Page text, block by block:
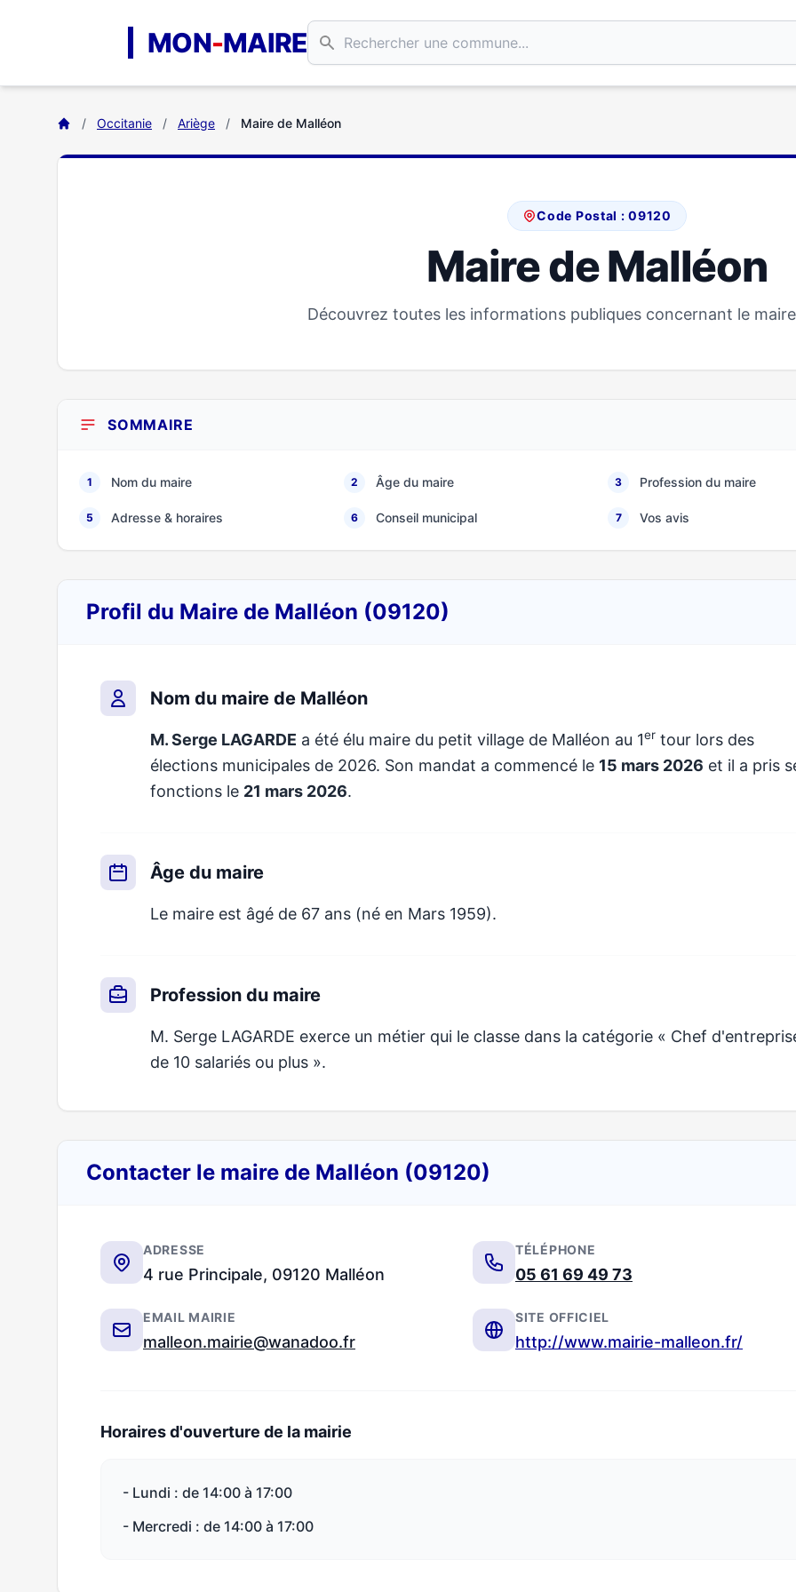
MON-MAIRE
/ Occitanie / Ariège / Maire de Malléon
Code Postal : 09120
Maire de Malléon
Découvrez toutes les informations publiques concernant le
SOMMAIRE
1 Nom du maire 2 Âge du maire 3 Profession du maire
5 Adresse & horaires 6 Conseil municipal 7 Vos avis
Profil du Maire de Malléon (09120)
Nom du maire de Malléon
M. Serge LAGARDE a été élu maire du petit village de Malléon au 1er tour lors des
élections municipales de 2026. Son mandat a commencé le 15 mars 2026 et il a pris
fonctions le 21 mars 2026.
Âge du maire
Le maire est âgé de 67 ans (né en Mars 1959).
Profession du maire
M. Serge LAGARDE exerce un métier qui le classe dans la catégorie « Chef
de 10 salariés ou plus ».
Contacter le maire de Malléon (09120)
ADRESSE
4 rue Principale, 09120 Malléon
TÉLÉPHONE
05 61 69 49 73
EMAIL MAIRIE
malleon.mairie@wanadoo.fr
SITE OFFICIEL
http://www.mairie-malleon.fr/
Horaires d'ouverture de la mairie
- Lundi : de 14:00 à 17:00
- Mercredi : de 14:00 à 17:00